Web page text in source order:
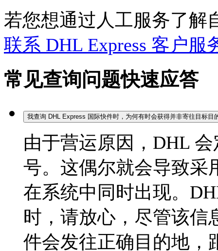
若您想通过人工服务了解
联系 DHL Express 客户服
常见查询问题快速应答
我查询 DHL Express 国际快件时，为何有时会获得并非寄往目标目
由于营运原因，DHL
号。这偶尔就会导致采
在系统中同时出现。
时，请放心，尽管该信
件会发往正确目的地，